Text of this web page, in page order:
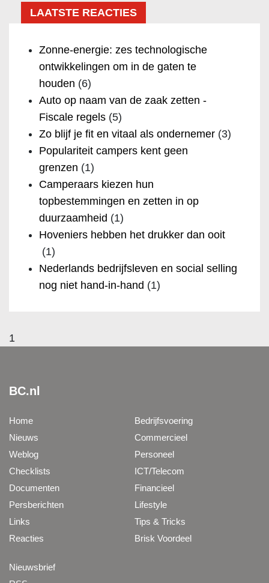
LAATSTE REACTIES
Zonne-energie: zes technologische
ontwikkelingen om in de gaten te
houden (6)
Auto op naam van de zaak zetten -
Fiscale regels (5)
Zo blijf je fit en vitaal als ondernemer (3)
Populariteit campers kent geen
grenzen (1)
Camperaars kiezen hun
topbestemmingen en zetten in op
duurzaamheid (1)
Hoveniers hebben het drukker dan ooit
(1)
Nederlands bedrijfsleven en social selling
nog niet hand-in-hand (1)
1
BC.nl
Home
Nieuws
Weblog
Checklists
Documenten
Persberichten
Links
Reacties
Bedrijfsvoering
Commercieel
Personeel
ICT/Telecom
Financieel
Lifestyle
Tips & Tricks
Brisk Voordeel
Nieuwsbrief